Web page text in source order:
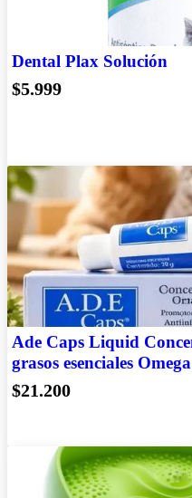
Dental Plax Solución
$5.999
Ade Caps Liquid
grasos esenciales
$21.200